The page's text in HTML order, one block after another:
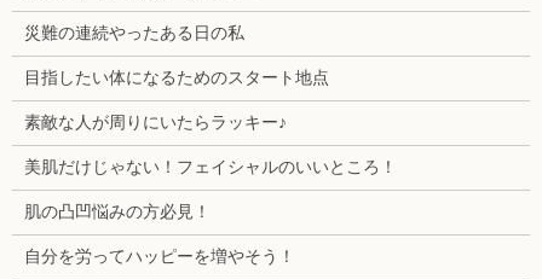
災難の連続やったある日の私
目指したい体になるためのスタート地点
素敵な人が周りにいたらラッキー♪
美肌だけじゃない！フェイシャルのいいところ！
肌の凸凹悩みの方必見！
自分を労ってハッピーを増やそう！